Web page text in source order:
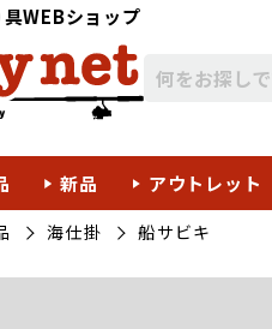
WEBショップ
新品 アウトレット
海仕掛 船サビキ